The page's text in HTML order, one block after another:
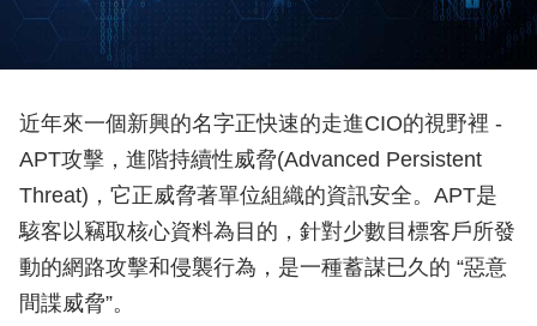
近年來一個新興的名字正快速的走進CIO的視野裡 -
APT攻擊，進階持續性威脅(Advanced Persistent
Threat)，它正威脅著單位組織的資訊安全。APT是
駭客以竊取核心資料為目的，針對少數目標客戶所發
動的網路攻擊和侵襲行為，是一種蓄謀已久的 “惡意
間諜威脅”。